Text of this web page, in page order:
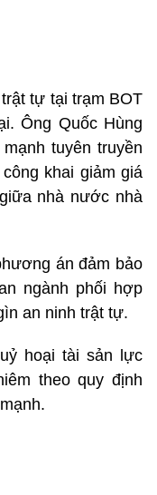
tự tại trạm BOT
Ông Quốc Hùng
tuyên truyền
khai giảm giá
nhà nước nhà
án đảm bảo
ngành phối hợp
an ninh trật tự.
hoại tài sản lực
theo quy định